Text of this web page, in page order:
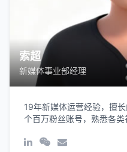
索超
新媒体事业部经理
19年新媒体运营经验，擅
个百万粉丝账号，熟悉各类